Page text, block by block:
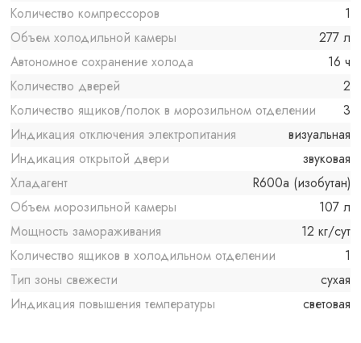
Количество компрессоров
1
Объем холодильной камеры
277 л
Автономное сохранение холода
16 ч
Количество дверей
2
Количество ящиков/полок в морозильном отделении
3
Индикация отключения электропитания
визуальная
Индикация открытой двери
звуковая
Хладагент
R600a (изобутан)
Объем морозильной камеры
107 л
Мощность замораживания
12 кг/сут
Количество ящиков в холодильном отделении
1
Тип зоны свежести
сухая
Индикация повышения температуры
световая